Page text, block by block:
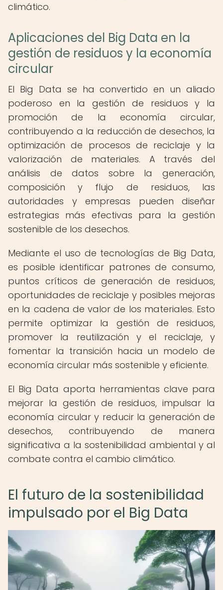
climático.
Aplicaciones del Big Data en la
gestión de residuos y la economía
circular
El Big Data se ha convertido en un aliado
poderoso en la gestión de residuos y la
promoción de la economía circular,
contribuyendo a la reducción de desechos, la
optimización de procesos de reciclaje y la
valorización de materiales. A través del
análisis de datos sobre la generación,
composición y flujo de residuos, las
autoridades y empresas pueden diseñar
estrategias más efectivas para la gestión
sostenible de los desechos.
Mediante el uso de tecnologías de Big Data,
es posible identificar patrones de consumo,
puntos críticos de generación de residuos,
oportunidades de reciclaje y posibles mejoras
en la cadena de valor de los materiales. Esto
permite optimizar la gestión de residuos,
promover la reutilización y el reciclaje, y
fomentar la transición hacia un modelo de
economía circular más sostenible y eficiente.
El Big Data aporta herramientas clave para
mejorar la gestión de residuos, impulsar la
economía circular y reducir la generación de
desechos, contribuyendo de manera
significativa a la sostenibilidad ambiental y al
combate contra el cambio climático.
El futuro de la sostenibilidad
impulsado por el Big Data